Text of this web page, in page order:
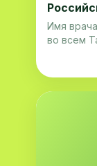
Имя
во всем
более